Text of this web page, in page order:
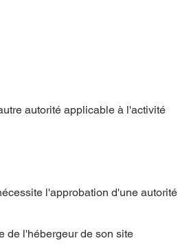
autorité applicable à l'activité
l'approbation d'une autorité
de l'hébergeur de son site